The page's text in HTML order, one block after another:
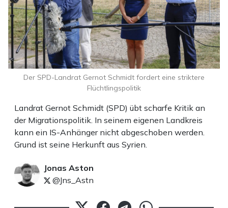
Landrat Gernot Schmidt (SPD) übt scharfe Kritik an
der Migrationspolitik. In seinem eigenen Landkreis
kann ein IS-Anhänger nicht abgeschoben werden.
Grund ist seine Herkunft aus Syrien.
Jonas Aston
@Jns_Astn
Der SPD-Landrat Gernot Schmidt fordert eine striktere
Flüchtlingspolitik